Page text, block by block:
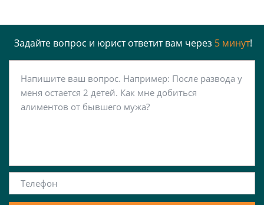
Задайте вопрос и юрист ответит вам через 5 минут!